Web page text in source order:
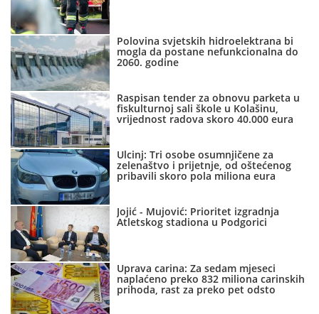
Polovina svjetskih hidroelektrana bi
mogla da postane nefunkcionalna do
2060. godine
Raspisan tender za obnovu parketa u
fiskulturnoj sali škole u Kolašinu,
vrijednost radova skoro 40.000 eura
Ulcinj: Tri osobe osumnjičene za
zelenaštvo i prijetnje, od oštećenog
pribavili skoro pola miliona eura
Jojić - Mujović: Prioritet izgradnja
Atletskog stadiona u Podgorici
Uprava carina: Za sedam mjeseci
naplaćeno preko 832 miliona carinskih
prihoda, rast za preko pet odsto